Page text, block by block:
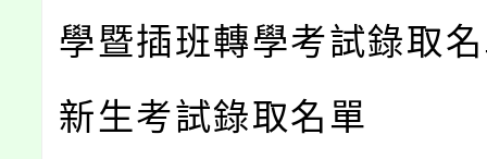
學暨插班轉學考試錄取
新生考試錄取名單